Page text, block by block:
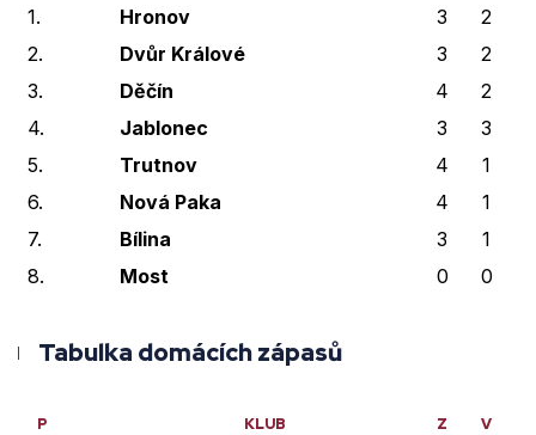
1. Hronov 3 2
2.
Dvůr Králové 3 2
3.
Děčín 4 2
4.
Jablonec 3 3
5.
Trutnov 4 1
6.
Nová Paka 4 1
7.
Bílina 3 1
8.
Most 0 0
Tabulka domácích zápasů
P KLUB Z V